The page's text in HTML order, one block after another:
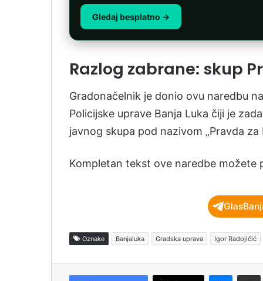
Gledaj besplatno →
Razlog zabrane: skup
Gradonačelnik je donio ovu naredbu
Policijske uprave Banja Luka čiji je
javnog skupa pod nazivom „Pravda za
Kompletan tekst ove naredbe možete
Oznake Banjaluka Gradska uprava Igor Radojičić